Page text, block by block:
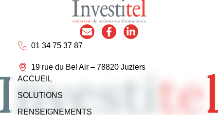
01 34 75 37 87
19 rue du Bel Air – 78820 Juziers
ACCUEIL
SOLUTIONS
RENSEIGNEMENTS